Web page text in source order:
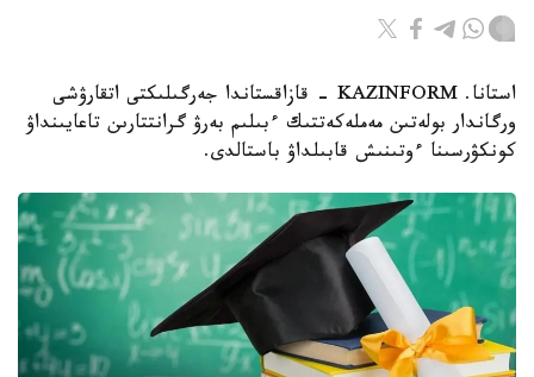
استانا. KAZINFORM - قازاقستاندا جەرگىلىكتى اتقارۋشى
ورگاندار بولەتىن مەملەكەتتىك ءبىلىم بەرۋ گرانتتارىن تاعايىنداۋ
كونكۋرسىنا ءوتىنىش قابىلداۋ باستالدى.